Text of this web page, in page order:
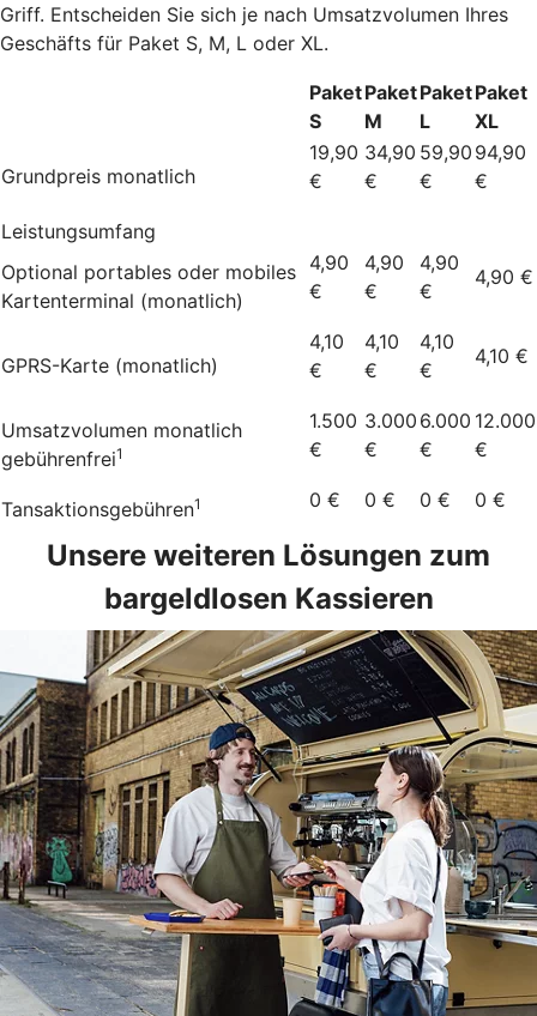
Griff. Entscheiden Sie sich je nach Umsatzvolumen Ihres
Geschäfts für Paket S, M, L oder XL.
Paket
S
Paket
M
Paket
L
Paket
XL
Grundpreis monatlich
19,90
€
34,90
€
59,90
€
94,90
€
Leistungsumfang
Optional portables oder mobiles
Kartenterminal (monatlich)
4,90
€
4,90
€
4,90
€
4,90 €
GPRS-Karte (monatlich)
4,10
€
4,10
€
4,10
€
4,10 €
Umsatzvolumen monatlich
gebührenfrei1
1.500
€
3.000
€
6.000
€
12.000
€
Tansaktionsgebühren1 0 € 0 € 0 € 0 €
Unsere weiteren Lösungen zum
bargeldlosen Kassieren